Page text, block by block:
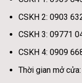
CSKH 2: 0903
CSKH 3: 09771
CSKH 4: 0909
Thời gian mở